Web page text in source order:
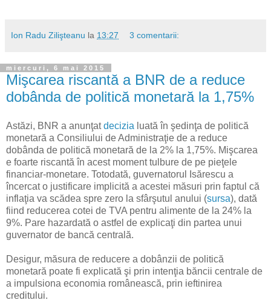
Ion Radu Zilişteanu la 13:27 3 comentarii:
miercuri, 6 mai 2015
Mişcarea riscantă a BNR de a reduce
dobânda de politică monetară la 1,75%
Astăzi, BNR a anunţatdecizia luată în şedinţa de politică
monetară a Consiliului de Administraţie de a reduce
dobânda de politică monetară de la 2% la 1,75%. Mişcarea
e foarte riscantă în acest moment tulbure de pe pieţele
financiar-monetare. Totodată, guvernatorul Isărescu a
încercat o justificare implicită a acestei măsuri prin faptul că
inflaţia va scădea spre zero la sfârşutul anului (sursa), dată
fiind reducerea cotei de TVA pentru alimente de la 24% la
9%. Pare hazardată o astfel de explicaţi din partea unui
guvernator de bancă centrală.
Desigur, măsura de reducere a dobânzii de politică
monetară poate fi explicată şi prin intenţia băncii centrale de
a impulsiona economia românească, prin ieftinirea
creditului.